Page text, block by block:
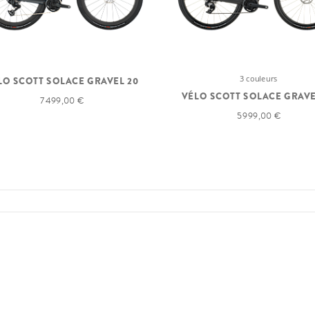
SCOTT SOLACE GRAVEL 20
7 499,00 €
3 couleurs
VÉLO SCOTT SOLACE
5 999,00 €